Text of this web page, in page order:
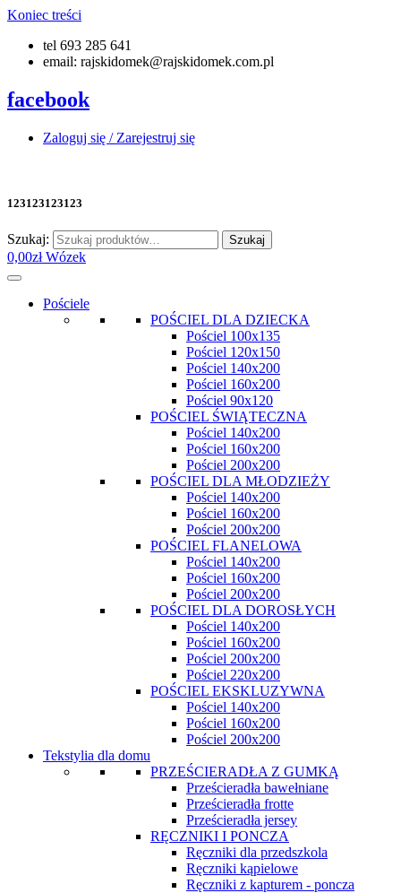
Koniec treści
tel 693 285 641
email: rajskidomek@rajskidomek.com.pl
facebook
Zaloguj się / Zarejestruj się
123123123123
Szukaj: Szukaj
0,00zł Wózek
Pościele
POŚCIEL DLA DZIECKA
Pościel 100x135
Pościel 120x150
Pościel 140x200
Pościel 160x200
Pościel 90x120
POŚCIEL ŚWIĄTECZNA
Pościel 140x200
Pościel 160x200
Pościel 200x200
POŚCIEL DLA MŁODZIEŻY
Pościel 140x200
Pościel 160x200
Pościel 200x200
POŚCIEL FLANELOWA
Pościel 140x200
Pościel 160x200
Pościel 200x200
POŚCIEL DLA DOROSŁYCH
Pościel 140x200
Pościel 160x200
Pościel 200x200
Pościel 220x200
POŚCIEL EKSKLUZYWNA
Pościel 140x200
Pościel 160x200
Pościel 200x200
Tekstylia dla domu
PRZEŚCIERADŁA Z GUMKĄ
Prześcieradła bawełniane
Prześcieradła frotte
Prześcieradła jersey
RĘCZNIKI I PONCZA
Ręczniki dla przedszkola
Ręczniki kąpielowe
Ręczniki z kapturem - poncza